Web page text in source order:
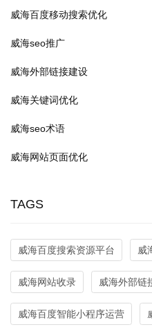
威海百度移动搜索优化
威海seo推广
威海外部链接建设
威海关键词优化
威海seo术语
威海网站页面优化
TAGS
威海百度搜索资源平台 威
威海网站收录 威海外部链
威海百度智能小程序运营